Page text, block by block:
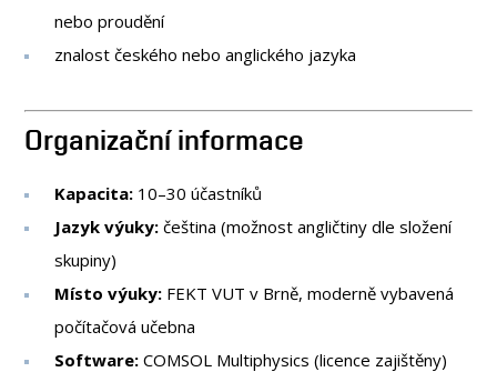
nebo proudění
znalost českého nebo anglického jazyka
Organizační informace
Kapacita: 10–30 účastníků
Jazyk výuky: čeština (možnost angličtiny dle složení
skupiny)
Místo výuky: FEKT VUT v Brně, moderně vybavená
počítačová učebna
Software: COMSOL Multiphysics (licence zajištěny)